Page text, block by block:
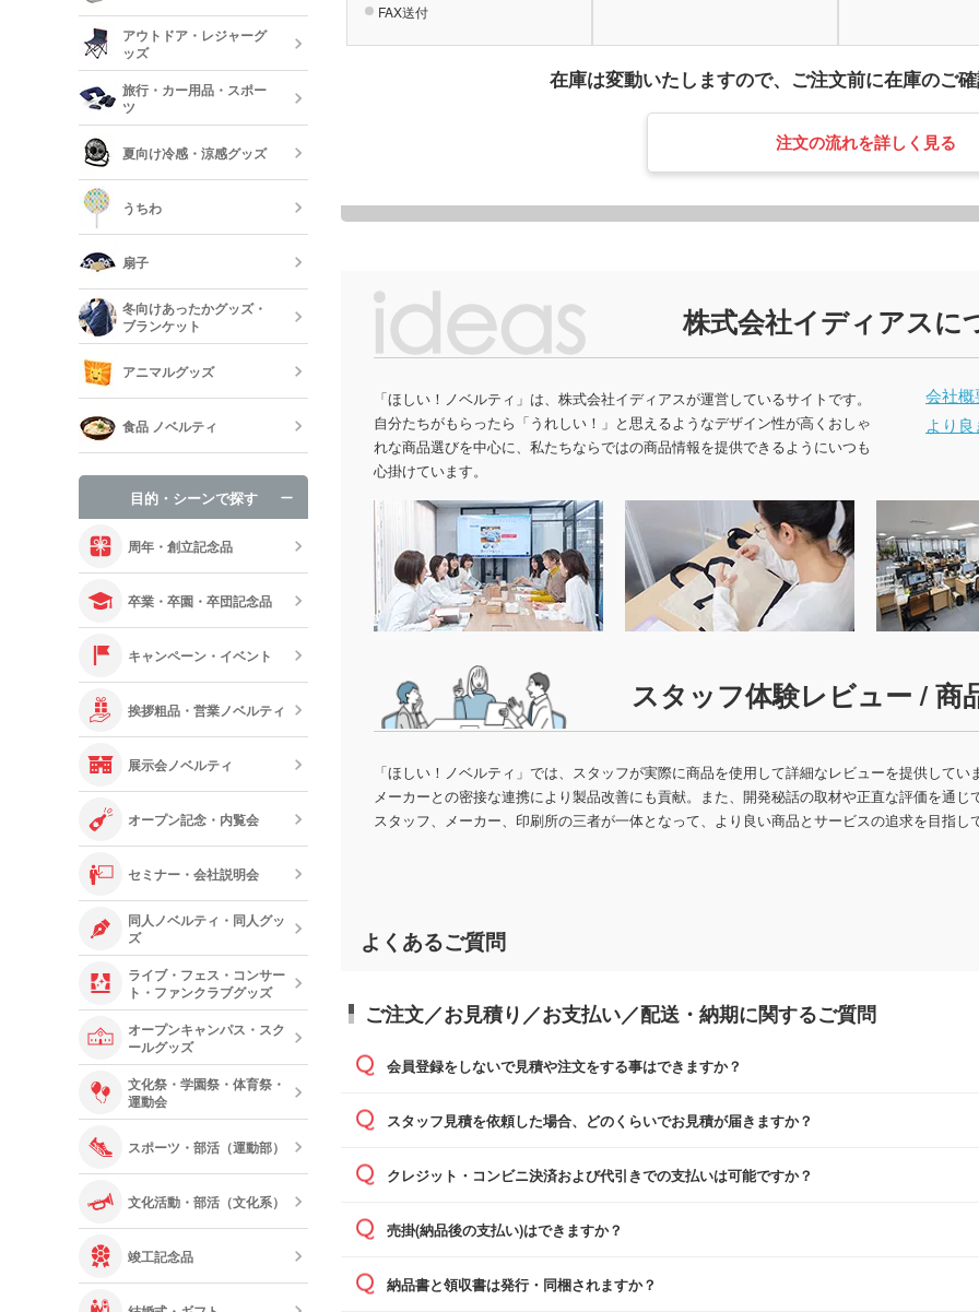
FAX送付
在庫は変動いたしますので、 ご注文前に在庫のご
注文の流れを詳しく見る
株式会社イディアスに
「ほしい！ノベルティ」は、株式会社イディアスが運営しているサイトです。
自分たちがもらったら「うれしい！」と思えるようなデザイン性が高くおしゃ
れな商品選びを中心に、私たちならではの商品情報を提供できるようにいつも
心掛けています。
会社概
より
スタッフ体験レビュー / 商
「ほしい！ノベルティ」では、スタッフが実際に商品を使用して詳細なレビューを提供してい
メーカーとの密接な連携により製品改善にも貢献。また、開発秘話の取材や正直な評価を通じ
スタッフ、メーカー、印刷所の三者が一体となって、より良い商品とサービスの追求を目指し
よくあるご質問
ご注文／お見積り／お支払い／配送・納期に関するご質問
会員登録をしないで見積や注文をする事はできますか？
可能です。見積・注文フォームにて『ゲストのまま進む』ボタンからお進みのうえ、ご
スタッフ見積を依頼した場合、どのくらいでお見積が届きますか？
通常、翌営業日までにお送りしております。混雑状況によっては、お時間をいただくこ
依頼いただいた場合は、翌営業日以降のご連絡となります。
クレジット・コンビニ決済および代引きでの支払いは可能ですか？
銀行振込のみのご対応となります。
売掛(納品後の支払い)はできますか？
基本的には先入金をお願いしておりますが、自治体・行政機関・学校・病院・上場企業
す。
納品書と領収書は発行・同梱されますか？
短納期キッチングッズ
ティッシュ・ボックスティ
ッシュ
美容・コスメ
マスクケース
名入
メディカル・エチケットグ
日傘
名入れマスク(オリジナル印
マスク(既製品) マス
アウトドア・レジャーグ
ッズ
レジャーシート・折りたた
旅行・カー用品・スポー
ツ
夏向け冷感・涼感グッズ
うちわ
オリジナルうちわ
扇子
既製品扇子（名入れ扇子）
冬向けあったかグッズ・
ブランケット
オリジナルブランケット ノベルティブランケット カイ
手袋・ネックウォーマー他
アニマルグッズ
食品 ノベルティ
オリジナルお菓子
食料品・調味料（グルメギ
フト・既製品）
目的・シーンで探す
周年・創立記念品
卒業・卒園・卒団記念品
キャンペーン・イベント
挨拶粗品・営業ノベルティ
展示会ノベルティ
オープン記念・内覧会
セミナー・会社説明会
同人ノベルティ・同人グッ
ズ
ライブ・フェス・コンサー
ト・ファンクラブグッズ
オープンキャンパス・スク
ールグッズ
文化祭・学園祭・体育祭・
運動会
スポーツ・部活（運動部）
文化活動・部活（文化系）
竣工記念品